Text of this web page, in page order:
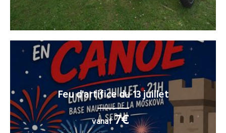
Feu d'artifice du 13 juillet
vanaf7€